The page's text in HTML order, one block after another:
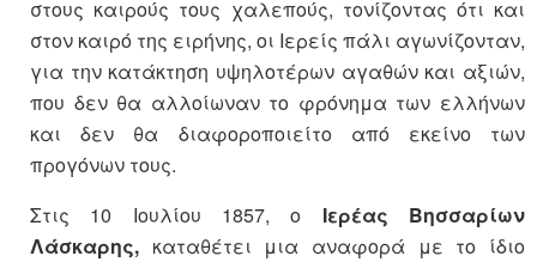
στους καιρούς τους χαλεπούς, τονίζοντας ότι και
στον καιρό της ειρήνης, οι Ιερείς πάλι αγωνίζονταν,
για την κατάκτηση υψηλοτέρων αγαθών και αξιών,
που δεν θα αλλοίωναν το φρόνημα των ελλήνων
και δεν θα διαφοροποιείτο από εκείνο των
προγόνων τους.
Στις 10 Ιουλίου 1857, ο Ιερέας Βησσαρίων
Λάσκαρης, καταθέτει μια αναφορά με το ίδιο